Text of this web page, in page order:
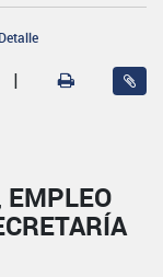
Detalle
|
EMPLEO